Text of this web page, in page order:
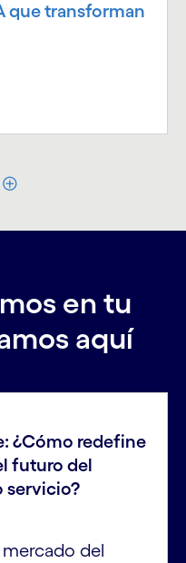
que transforman
en tu
aquí
¿Cómo redefine
futuro del
servicio?
del